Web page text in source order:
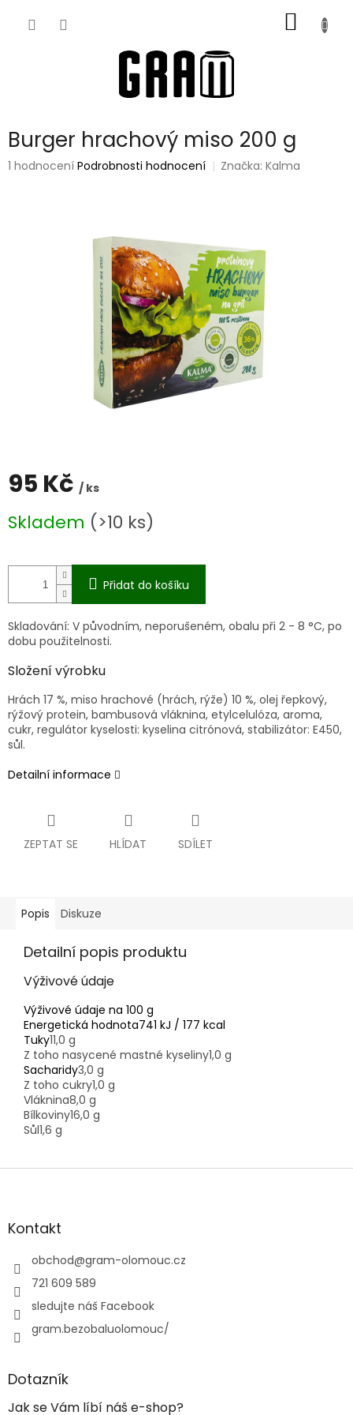
KOŠÍK
Burger hrachový miso 200 g
Průměrné
1 hodnocení Podrobnosti hodnocení Značka:Kalma
95 Kč / ks
cena:
Skladem (>10 ks)
Přidat do košíku
Skladování: V původním, neporušeném, obalu při 2 - 8 °C, po
dobu použitelnosti.
Složení výrobku
Hrách 17 %, miso hrachové (hrách, rýže) 10 %, olej řepkový,
rýžový protein, bambusová vláknina, etylcelulóza, aroma,
cukr, regulátor kyselosti: kyselina citrónová, stabilizátor: E450,
sůl.
Detailní informace
ZEPTAT SE HLÍDAT SDÍLET
Popis Diskuze
Detailní popis produktu
Výživové údaje
Výživové údaje na 100 g
Energetická hodnota741 kJ / 177 kcal
Tuky11,0 g
Z toho nasycené mastné kyseliny1,0 g
Sacharidy3,0 g
Z toho cukry1,0 g
Vláknina8,0 g
Bílkoviny16,0 g
Sůl1,6 g
Z
aKontakt
obchod@gram-olomouc.cz
721 609 589
sledujte náš Facebook
gram.bezobaluolomouc/
Dotazník
Jak se Vám líbí náš e-shop?